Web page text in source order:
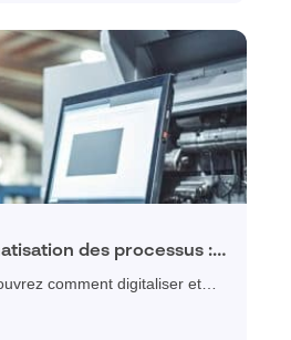
des processus :
digitaliser et piloter
comment digitaliser et